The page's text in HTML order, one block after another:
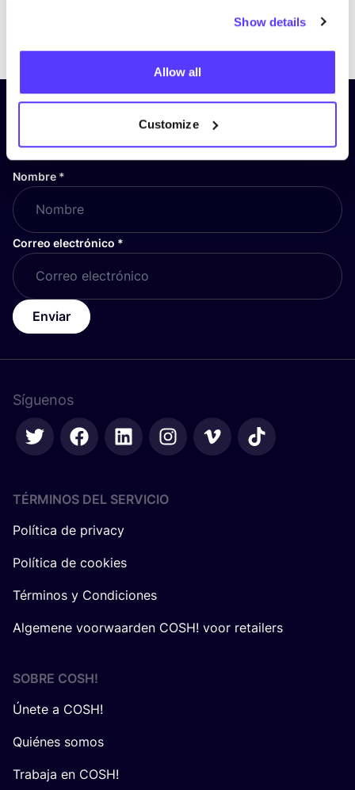
Show details
Allow all
Customize
PreviousNext
¡Suscríbete a nuestro boletín
y mantente informado!
Nombre *
Correo electrónico *
Enviar
Síguenos
TÉRMINOS DEL SERVICIO
Política de privacy
Política de cookies
Términos y Condiciones
Algemene voorwaarden COSH! voor retailers
SOBRE COSH!
Únete a COSH!
Quiénes somos
Trabaja en COSH!